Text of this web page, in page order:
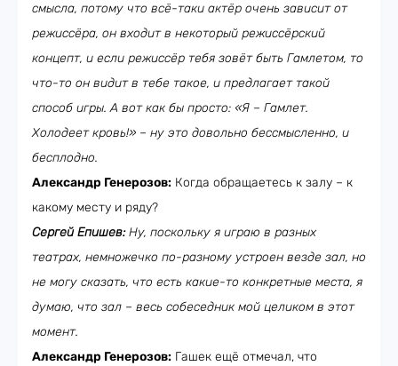
смысла, потому что всё-таки актёр очень зависит от
режиссёра, он входит в некоторый режиссёрский
концепт, и если режиссёр тебя зовёт быть Гамлетом, то
что-то он видит в тебе такое, и предлагает такой
способ игры. А вот как бы просто: «Я – Гамлет.
Холодеет кровь!» – ну это довольно бессмысленно, и
бесплодно.
Александр Генерозов: Когда обращаетесь к залу – к
какому месту и ряду?
Сергей Епишев:Ну, поскольку я играю в разных
театрах, немножечко по-разному устроен везде зал, но
не могу сказать, что есть какие-то конкретные места, я
думаю, что зал – весь собеседник мой целиком в этот
момент.
Александр Генерозов: Гашек ещё отмечал, что